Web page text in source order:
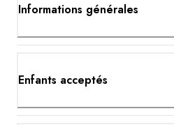
Informations générales
Enfants acceptés